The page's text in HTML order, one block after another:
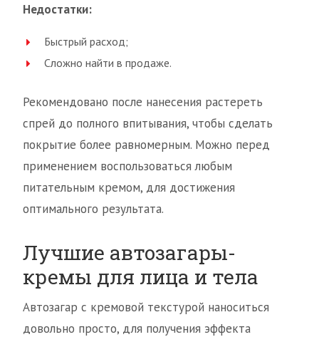
Недостатки:
Быстрый расход;
Сложно найти в продаже.
Рекомендовано после нанесения растереть
спрей до полного впитывания, чтобы сделать
покрытие более равномерным. Можно перед
применением воспользоваться любым
питательным кремом, для достижения
оптимального результата.
Лучшие автозагары-
кремы для лица и тела
Автозагар с кремовой текстурой наноситься
довольно просто, для получения эффекта